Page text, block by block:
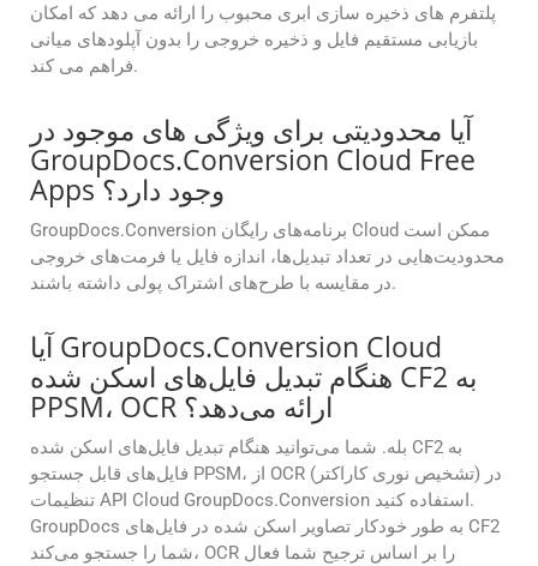
پلتفرم های ذخیره سازی ابری محبوب را ارائه می دهد که امکان
بازیابی مستقیم فایل و ذخیره خروجی را بدون آپلودهای میانی
فراهم می کند.
آیا محدودیتی برای ویژگی های موجود در
GroupDocs.Conversion Cloud Free
Apps وجود دارد؟
GroupDocs.Conversion برنامه‌های رایگان Cloud ممکن است
محدودیت‌هایی در تعداد تبدیل‌ها، اندازه فایل یا فرمت‌های خروجی
در مقایسه با طرح‌های اشتراک پولی داشته باشند.
آیا GroupDocs.Conversion Cloud
هنگام تبدیل فایل‌های اسکن شده CF2 به
PPSM، OCR ارائه می‌دهد؟
بله. شما می‌توانید هنگام تبدیل فایل‌های اسکن شده CF2 به
فایل‌های قابل جستجو PPSM، از OCR (تشخیص نوری کاراکتر) در
تنظیمات API Cloud GroupDocs.Conversion استفاده کنید.
GroupDocs به طور خودکار تصاویر اسکن شده در فایل‌های CF2
شما را جستجو می‌کند، OCR را بر اساس ترجیح شما فعال